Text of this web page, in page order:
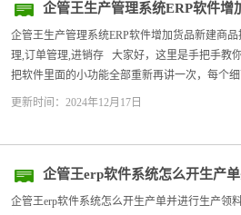
企管王生产管理系统ERP软件增
企管王生产管理系统ERP软件增加货品新建商
理,订单管理,进销存 大家好，这里是手把手教
把软件里面的小功能全部重新再讲一次，每个
更新时间：2024年12月17日
企管王erp软件系统怎么开生产
企管王erp软件系统怎么开生产单并进行生产领